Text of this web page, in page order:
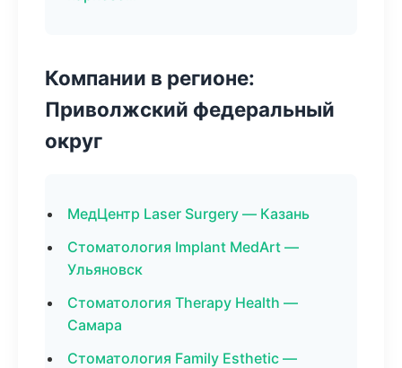
Компании в регионе:
Приволжский федеральный
округ
МедЦентр Laser Surgery — Казань
Стоматология Implant MedArt —
Ульяновск
Стоматология Therapy Health —
Самара
Стоматология Family Esthetic —